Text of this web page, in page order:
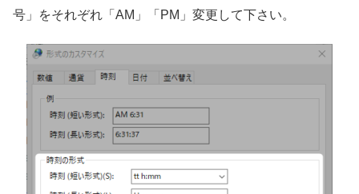
号」をそれぞれ「AM」「PM」変更して下さい。